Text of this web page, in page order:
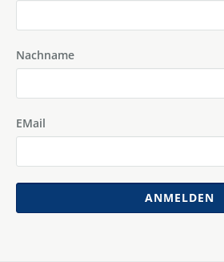
Nachname
EMail
ANMELDEN